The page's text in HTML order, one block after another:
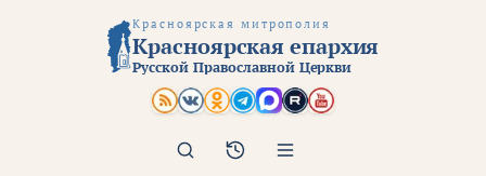
Красноярская митрополия
Красноярская епархия
Русской Православной Церкви
Архив
Поиск